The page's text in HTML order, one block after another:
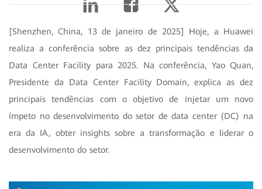
[Shenzhen, China, 13 de janeiro de 2025] Hoje, a Huawei
realiza a conferência sobre as dez principais tendências da
Data Center Facility para 2025. Na conferência, Yao Quan,
Presidente da Data Center Facility Domain, explica as dez
principais tendências com o objetivo de injetar um novo
ímpeto no desenvolvimento do setor de data center (DC) na
era da IA, obter insights sobre a transformação e liderar o
desenvolvimento do setor.